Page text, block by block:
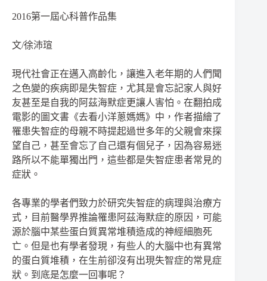
2016第一屆心科普作品集
文/徐沛瑄
現代社會正在邁入高齡化，讓進入老年期的人們聞
之色變的疾病即是失智症，尤其是會忘記家人與好
友甚至是自我的阿茲海默症更讓人害怕。在翻拍成
電影的圖文書《去看小洋蔥媽媽》中，作者描繪了
罹患失智症的母親不時提起過世多年的父親會來探
望自己，甚至會忘了自己還有個兒子，因為容易迷
路所以不能單獨出門，這些都是失智症患者常見的
症狀。
各專業的學者們致力於研究失智症的病理與治療方
式，目前醫學界推論罹患阿茲海默症的原因，可能
源於腦中某些蛋白質異常堆積造成的神經細胞死
亡。但是也有學者發現，有些人的大腦中也有異常
的蛋白質堆積，在生前卻沒有出現失智症的常見症
狀。到底是怎麼一回事呢？